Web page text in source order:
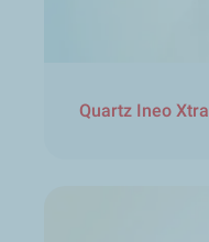
Quartz Ineo Xtra